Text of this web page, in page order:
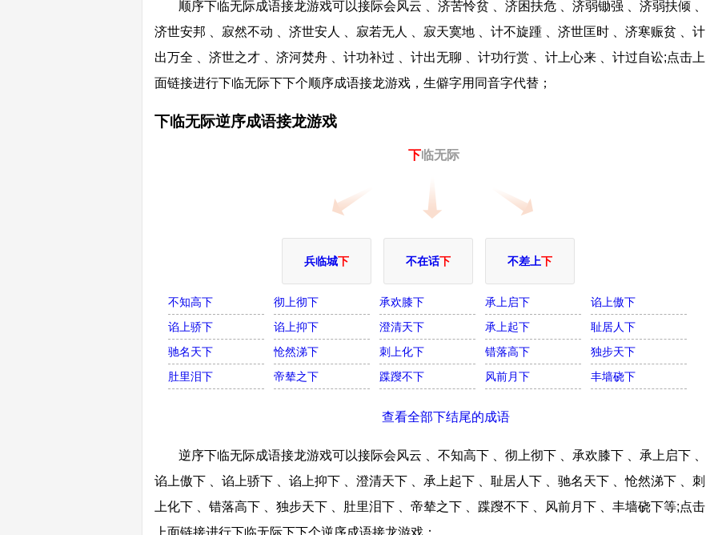
顺序下临无际成语接龙游戏可以接际会风云 、济苦怜贫 、济困扶危 、济弱锄强 、济弱扶倾 、
济世安邦 、寂然不动 、济世安人 、寂若无人 、寂天寞地 、计不旋踵 、济世匡时 、济寒赈贫 、计
出万全 、济世之才 、济河焚舟 、计功补过 、计出无聊 、计功行赏 、计上心来 、计过自讼;点击上
面链接进行下临无际下下个顺序成语接龙游戏，生僻字用同音字代替；
下临无际逆序成语接龙游戏
下临无际
兵临城下 不在话下 不差上下
不知高下 彻上彻下 承欢膝下 承上启下
谄上傲下
谄上骄下
谄上抑下 澄清天下 承上起下
耻居人下
驰名天下
怆然涕下 刺上化下 错落高下
独步天下
肚里泪下
帝辇之下 蹀躞不下 风前月下 丰墙硗下
查看全部下结尾的成语
逆序下临无际成语接龙游戏可以接际会风云 、不知高下 、彻上彻下 、承欢膝下 、承上启下 、
谄上傲下 、谄上骄下 、谄上抑下 、澄清天下 、承上起下 、耻居人下 、驰名天下 、怆然涕下 、刺
上化下 、错落高下 、独步天下 、肚里泪下 、帝辇之下 、蹀躞不下 、风前月下 、丰墙硗下等;点击
上面链接进行下临无际下下个逆序成语接龙游戏；